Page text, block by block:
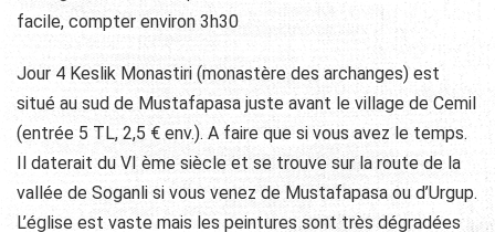
facile, compter environ 3h30
Jour 4 Keslik Monastiri (monastère des archanges) est
situé au sud de Mustafapasa juste avant le village de Cemil
(entrée 5 TL, 2,5 € env.). A faire que si vous avez le temps.
Il daterait du VI ème siècle et se trouve sur la route de la
vallée de Soganli si vous venez de Mustafapasa ou d’Urgup.
L’église est vaste mais les peintures sont très dégradées